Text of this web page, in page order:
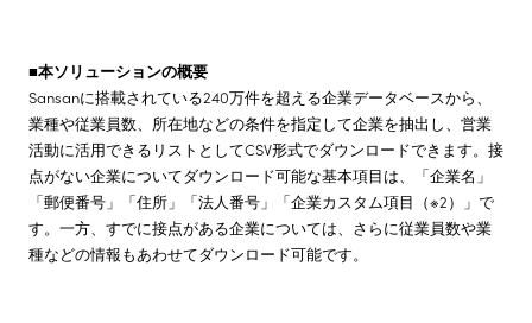
■本ソリューションの概要
Sansanに搭載されている240万件を超える企業データベースから、
業種や従業員数、所在地などの条件を指定して企業を抽出し、営業
活動に活用できるリストとしてCSV形式でダウンロードできます。接
点がない企業についてダウンロード可能な基本項目は、「企業名」
「郵便番号」「住所」「法人番号」「企業カスタム項目（※2）」で
す。一方、すでに接点がある企業については、さらに従業員数や業
種などの情報もあわせてダウンロード可能です。